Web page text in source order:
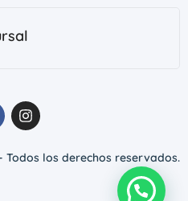
Todos los derechos reservados.